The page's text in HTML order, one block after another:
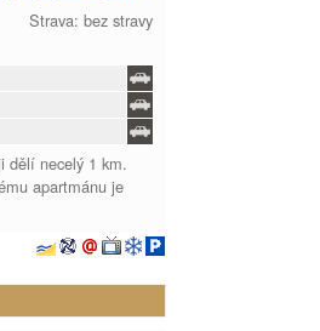
Strava: bez stravy
dělí necelý 1 km.
apartmánu je